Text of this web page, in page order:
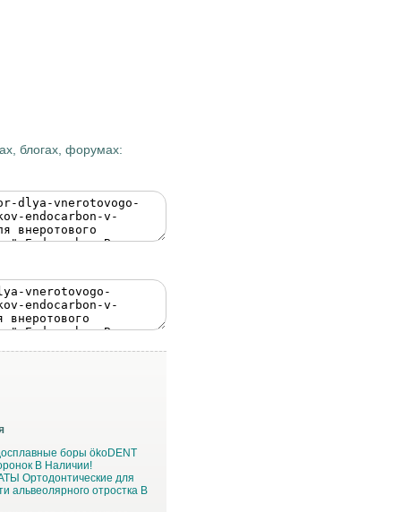
блогах, форумах:
боры ökoDENT
В Наличии!
Ортодонтические для
альвеолярного отростка В